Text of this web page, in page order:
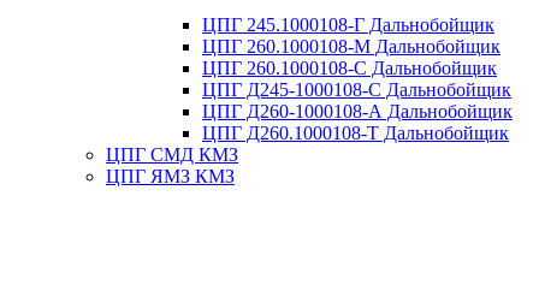
ЦПГ 245.1000108-Г Дальнобойщик
ЦПГ 260.1000108-М Дальнобойщик
ЦПГ 260.1000108-С Дальнобойщик
ЦПГ Д245-1000108-С Дальнобойщик
ЦПГ Д260-1000108-А Дальнобойщик
ЦПГ Д260.1000108-Т Дальнобойщик
ЦПГ СМД КМЗ
ЦПГ ЯМЗ КМЗ